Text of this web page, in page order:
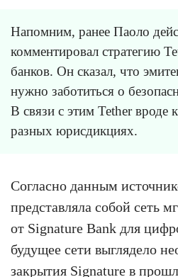
Напомним, ранее Паоло
комментировал стратегию
банков. Он сказал, что
нужно заботиться о
В связи с этим Tether вроде
разных юрисдикциях.
Согласно данным
представляла собой сеть
от Signature Bank для
будущее сети выглядело
закрытия Signature в